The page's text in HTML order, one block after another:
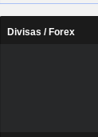
Divisas / Forex